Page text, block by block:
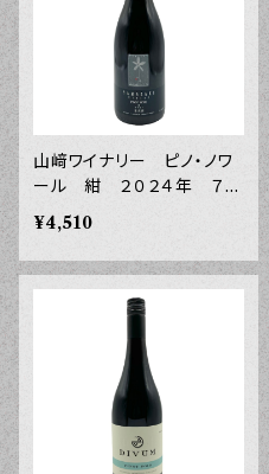
山﨑ワイナリー ピノ・ノワ
ール 紺 ２０２４年 ７５
０ｍｌ
¥4,510